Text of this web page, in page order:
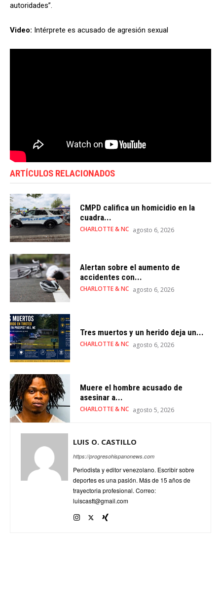
autoridades”.
Video: Intérprete es acusado de agresión sexual
ARTÍCULOS RELACIONADOS
CMPD califica un homicidio en la
cuadra...
CHARLOTTE & NC agosto 6, 2026
Alertan sobre el aumento de
accidentes con...
CHARLOTTE & NC agosto 6, 2026
Tres muertos y un herido deja un...
CHARLOTTE & NC agosto 6, 2026
Muere el hombre acusado de
asesinar a...
CHARLOTTE & NC agosto 5, 2026
LUIS O. CASTILLO
https://progresohispanonews.com
Periodista y editor venezolano. Escribir sobre
deportes es una pasión. Más de 15 años de
trayectoria profesional. Correo:
luiscastt@gmail.com